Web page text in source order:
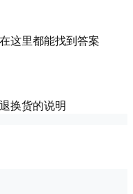
这里都能找到答案
换货的说明